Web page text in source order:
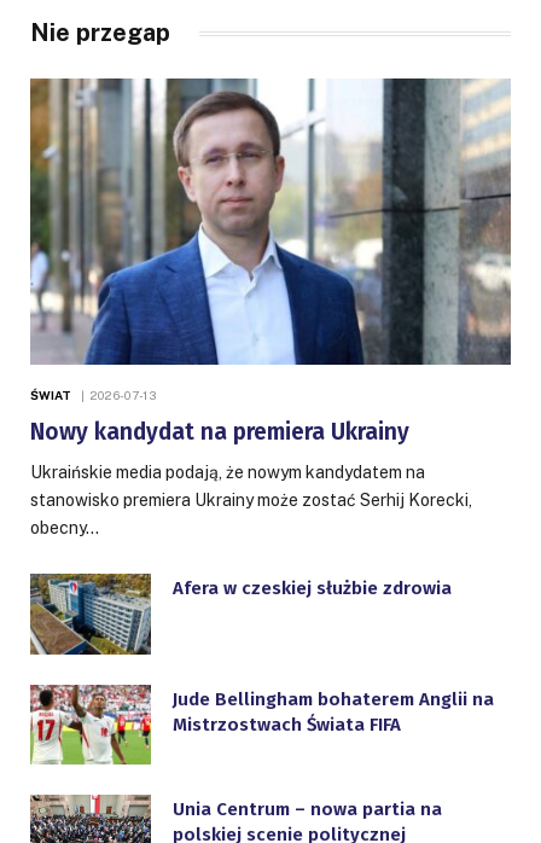
Nie przegap
ŚWIAT 2026-07-13
Nowy kandydat na premiera Ukrainy
Ukraińskie media podają, że nowym kandydatem na
stanowisko premiera Ukrainy może zostać Serhij Korecki,
obecny…
Afera w czeskiej służbie zdrowia
Jude Bellingham bohaterem Anglii na
Mistrzostwach Świata FIFA
Unia Centrum – nowa partia na
polskiej scenie politycznej